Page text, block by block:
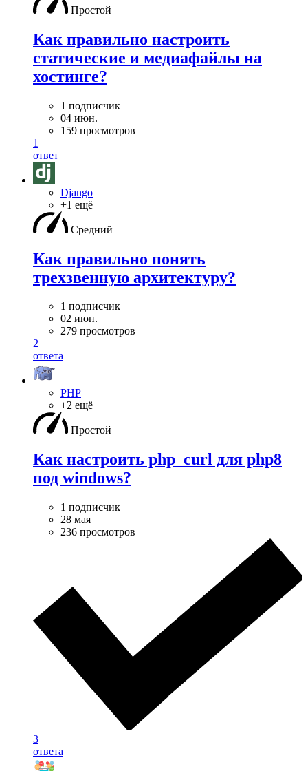
Простой
Как правильно настроить
статические и медиафайлы на
хостинге?
1 подписчик
04 июн.
159 просмотров
1
ответ
Django
+1 ещё
Средний
Как правильно понять
трехзвенную архитектуру?
1 подписчик
02 июн.
279 просмотров
2
ответа
PHP
+2 ещё
Простой
Как настроить php_curl для php8
под windows?
1 подписчик
28 мая
236 просмотров
3
ответа